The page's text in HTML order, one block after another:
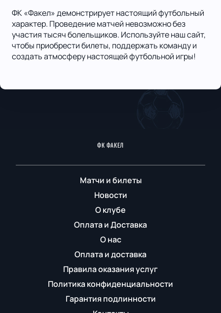
ФК «Факел» демонстрирует настоящий футбольный
характер. Проведение матчей невозможно без
участия тысяч болельщиков. Используйте наш сайт,
чтобы приобрести билеты, поддержать команду и
создать атмосферу настоящей футбольной игры!
ФК ФАКЕЛ
Матчи и билеты
Новости
О клубе
Оплата и Доставка
О нас
Оплата и доставка
Правила оказания услуг
Политика конфиденциальности
Гарантия подлинности